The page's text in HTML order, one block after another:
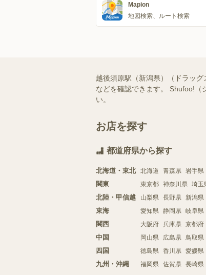
Mapion
地図検索、ルート検索
越後須原駅（新潟県）（ドラッ
などを確認できます。 Shufoo!（
い。
お店を探す
都道府県から探す
北海道・東北 北海道 青森県 岩手県
関東 東京都 神奈川県 埼玉
北陸・甲信越 山梨県 長野県 新潟県
東海 愛知県 静岡県 岐阜県
関西 大阪府 兵庫県 京都府
中国 岡山県 広島県 鳥取県
四国 徳島県 香川県 愛媛県
九州・沖縄 福岡県 佐賀県 長崎県